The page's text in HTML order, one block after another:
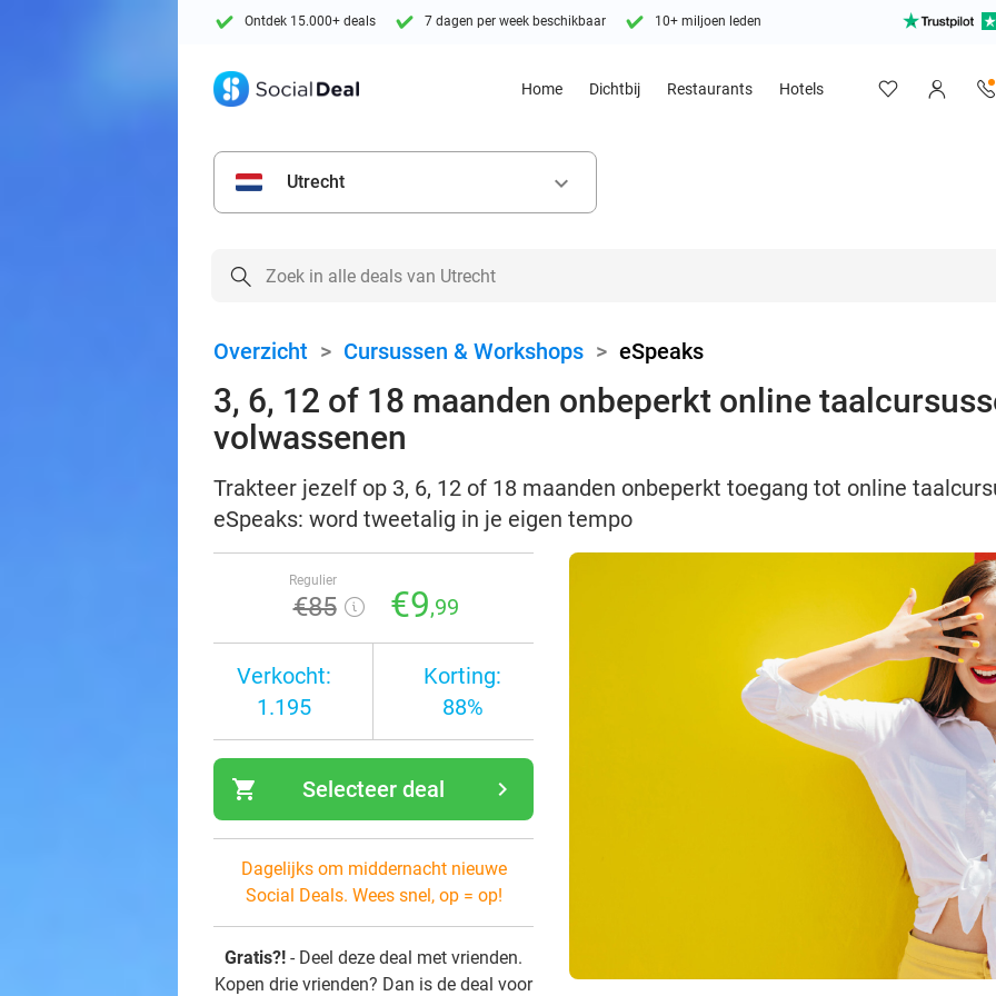
Ontdek 15.000+ deals 7 dagen per week beschikbaar 10+ miljoen leden
Home Dichtbij Restaurants Hotels
Utrecht keyboard_arrow_down
Overzicht > Cursussen & Workshops > eSpeaks
3, 6, 12 of 18 maanden onbeperkt online
volwassenen
Trakteer jezelf op 3, 6, 12 of 18 maanden onbeperkt toegang tot online
eSpeaks: word tweetalig in je eigen tempo
Regulier
€85 €9,99
Verkocht:
1.195
Korting:
88%
shopping_cart navigate_next
Selecteer deal
Dagelijks om middernacht nieuwe
Social Deals. Wees snel, op = op!
Gratis?! - Deel deze deal met vrienden.
Kopen drie vrienden? Dan is de deal voor